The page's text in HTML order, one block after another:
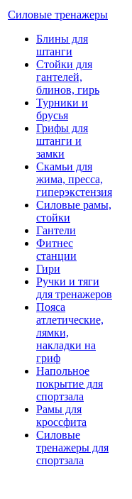
Силовые тренажеры
Блины для
штанги
Стойки для
гантелей,
блинов, гирь
Турники и
брусья
Грифы для
штанги и
замки
Скамьи для
жима, пресса,
гиперэкстензия
Силовые рамы,
стойки
Гантели
Фитнес
станции
Гири
Ручки и тяги
для тренажеров
Пояса
атлетические,
лямки,
накладки на
гриф
Напольное
покрытие для
спортзала
Рамы для
кроссфита
Силовые
тренажеры для
спортзала